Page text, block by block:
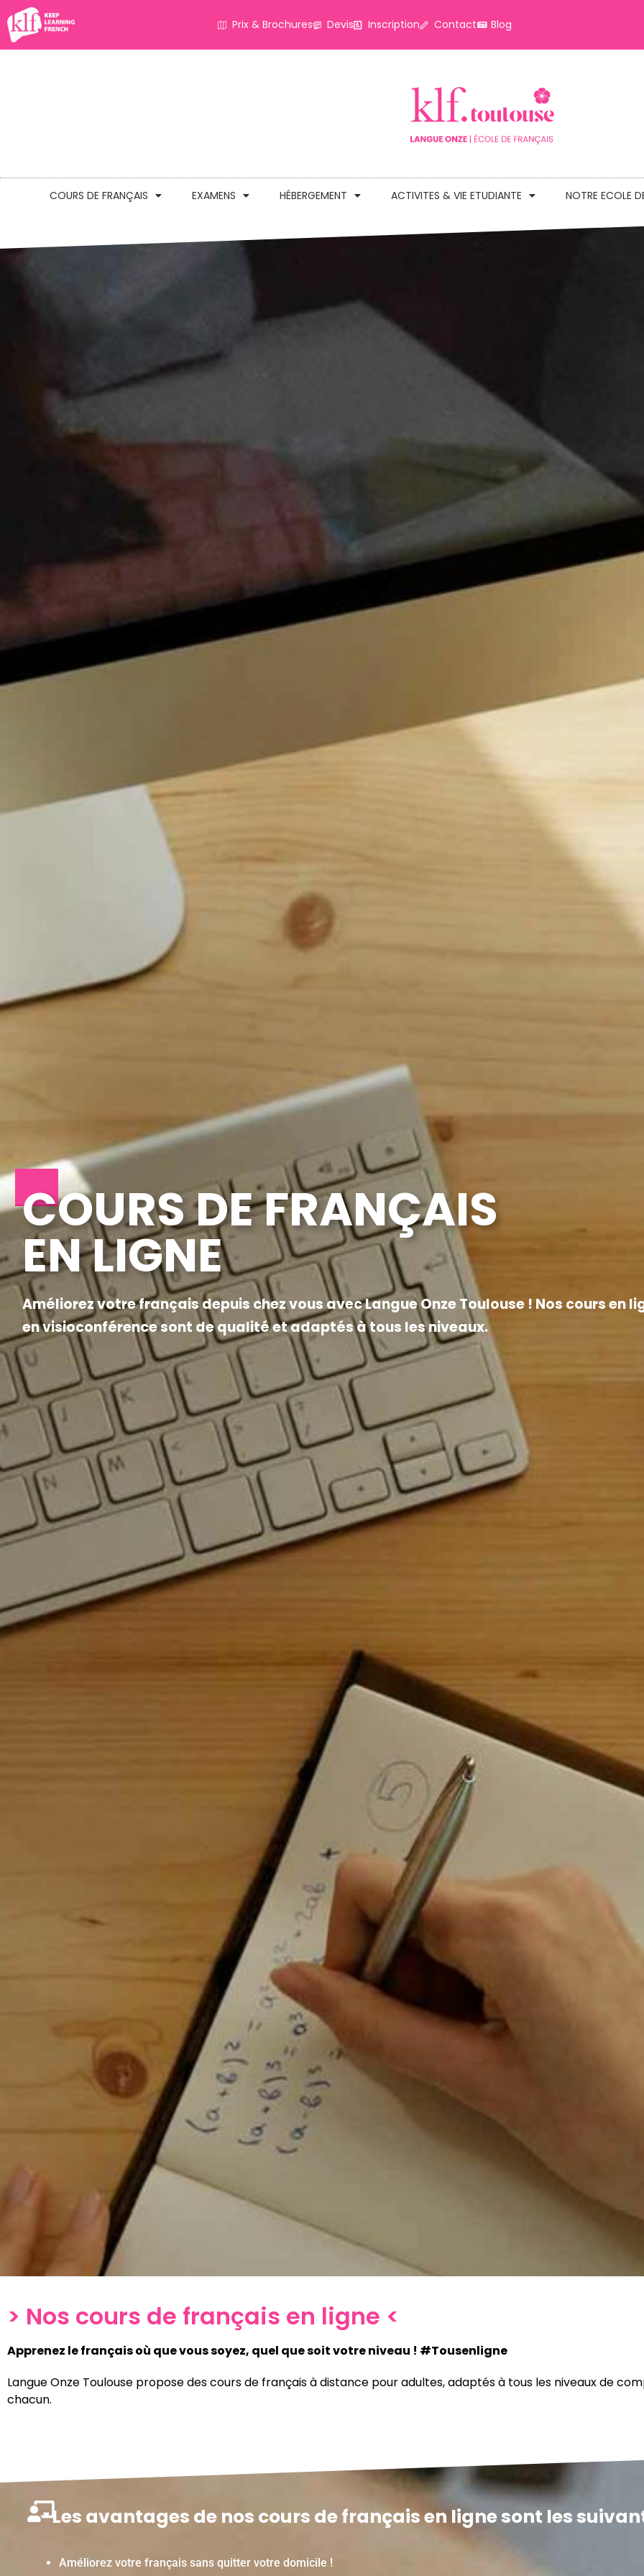
Prix & Brochures Devis Inscription Contact Blog
COURS DE FRANÇAIS EXAMENS HÉBERGEMENT ACTIVITES & VIE ETUDIANTE NOTRE ECOLE
COURS DE FRANÇAIS
EN LIGNE
Améliorez votre français depuis chez vous avec Langue Onze Toulouse ! Nos cours en
en visioconférence sont de qualité et adaptés à tous les niveaux.
> Nos cours de français en ligne <
Apprenez le français où que vous soyez, quel que soit votre niveau ! #Tousenligne
Langue Onze Toulouse propose des cours de français à distance pour adultes, adaptés à tous les niveaux de
chacun.
Les avantages de nos cours de français en ligne sont les
Améliorez votre français sans quitter votre domicile !